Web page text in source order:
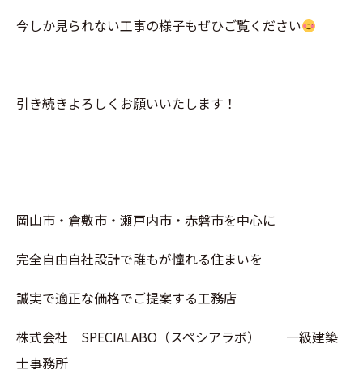
今しか見られない工事の様子もぜひご覧ください
引き続きよろしくお願いいたします！
岡山市・倉敷市・瀬戸内市・赤磐市を中心に
完全自由自社設計で誰もが憧れる住まいを
誠実で適正な価格でご提案する工務店
株式会社 SPECIALABO（スペシアラボ） 一級建築
士事務所